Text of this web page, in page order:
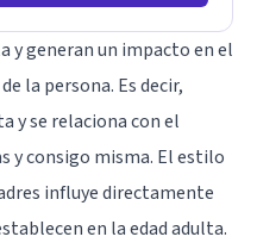
y generan un impacto en el
la persona. Es decir,
y se relaciona con el
y consigo misma. El estilo
influye directamente
en la edad adulta.